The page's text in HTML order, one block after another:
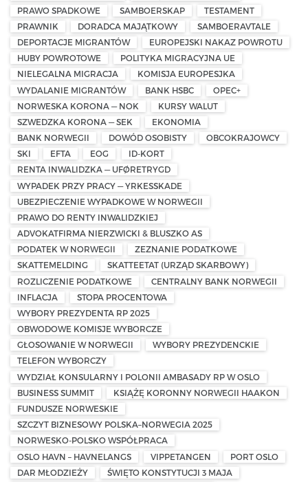
PRAWO SPADKOWE
SAMBOERSKAP
TESTAMENT
PRAWNIK
DORADCA MAJĄTKOWY
SAMBOERAVTALE
DEPORTACJE MIGRANTÓW
EUROPEJSKI NAKAZ POWROTU
HUBY POWROTOWE
POLITYKA MIGRACYJNA UE
NIELEGALNA MIGRACJA
KOMISJA EUROPESJKA
WYDALANIE MIGRANTÓW
BANK HSBC
OPEC+
NORWESKA KORONA — NOK
KURSY WALUT
SZWEDZKA KORONA — SEK
EKONOMIA
BANK NORWEGII
DOWÓD OSOBISTY
OBCOKRAJOWCY
SKI
EFTA EOG
ID-KORT
RENTA INWALIDZKA — UFØRETRYGD
WYPADEK PRZY PRACY — YRKESSKADE
UBEZPIECZENIE WYPADKOWE W NORWEGII
PRAWO DO RENTY INWALIDZKIEJ
ADVOKATFIRMA NIERZWICKI & BLUSZKO AS
PODATEK W NORWEGII
ZEZNANIE PODATKOWE
SKATTEMELDING
SKATTEETAT (URZĄD SKARBOWY)
ROZLICZENIE PODATKOWE
CENTRALNY BANK NORWEGII
INFLACJA
STOPA PROCENTOWA
WYBORY PREZYDENTA RP 2025
OBWODOWE KOMISJE WYBORCZE
GŁOSOWANIE W NORWEGII
WYBORY PREZYDENCKIE
TELEFON WYBORCZY
WYDZIAŁ KONSULARNY I POLONII AMBASADY RP W OSLO
BUSINESS SUMMIT
KSIĄŻĘ KORONNY NORWEGII HAAKON
FUNDUSZE NORWESKIE
SZCZYT BIZNESOWY POLSKA–NORWEGIA 2025
NORWESKO-POLSKO WSPÓŁPRACA
OSLO HAVN – HAVNELANGS
VIPPETANGEN
PORT OSLO
DAR MŁODZIEŻY
ŚWIĘTO KONSTYTUCJI 3 MAJA